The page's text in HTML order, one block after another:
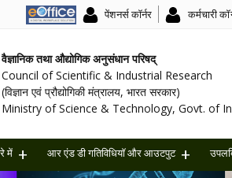
पेंशनर्स कॉर्नर कर्मचारी
वैज्ञानिक तथा औद्योगिक अनुसंधान परिषद्
Council of Scientific & Industrial Research
(विज्ञान एवं प्रौद्योगिकी मंत्रालय, भारत सरकार)
Ministry of Science & Technology, Govt. of
में आर एंड डी गतिविधियॉ और आउटपुट